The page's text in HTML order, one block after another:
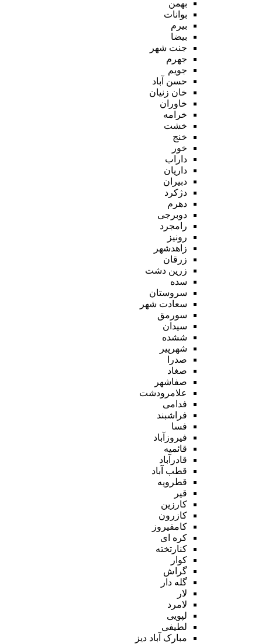
بهمن
بوانات
بیرم
بیضا
جنت شهر
جهرم
جویم
حسن آباد
خان زنیان
خاوران
خرامه
خشت
خنج
خور
داراب
داریان
دبیران
دژکرد
دهرم
دوبرجی
رامجرد
رونیز
زاهدشهر
زرقان
زرین دشت
سده
سروستان
سعادت شهر
سورمق
سیدان
ششده
شهرپیر
صدرا
صغاد
صفاشهر
علامرودشت
فدامی
فراشبند
فسا
فیروزآباد
قائمیه
قادرآباد
قطب آباد
قطرویه
قیر
کارزین
کازرون
کامفیروز
کره ای
کنارتخته
کوار
گراش
گله دار
لار
لامرد
لپویی
لطیفی
مبارک آباد دیز